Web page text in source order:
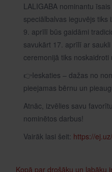
LALIGABA nominantu
speciālbalvas ieguvējs
9. aprīlī būs gaidāmi
savukārt 17. aprīlī ar
ceremonijā tiks noskaidroti
👉Ieskaties – dažas no
pieejamas bērnu un
Atnāc, izvēlies savu
nominētos darbus!
Vairāk lasi šeit: https://
Kopā par drošāku un labāku